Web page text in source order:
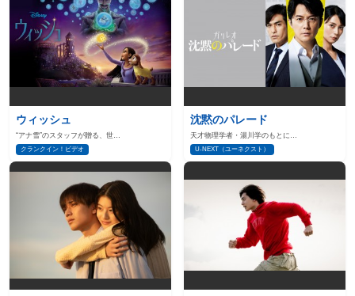
ウィッシュ
“アナ雪”のスタッフが贈る、世…
クランクイン！ビデオ
沈黙のパレード
天才物理学者・湯川学のもとに…
U-NEXT（ユーネクスト）